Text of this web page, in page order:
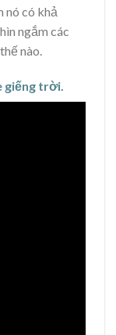
nó có khả
ngắm các
nào.
giếng trời.